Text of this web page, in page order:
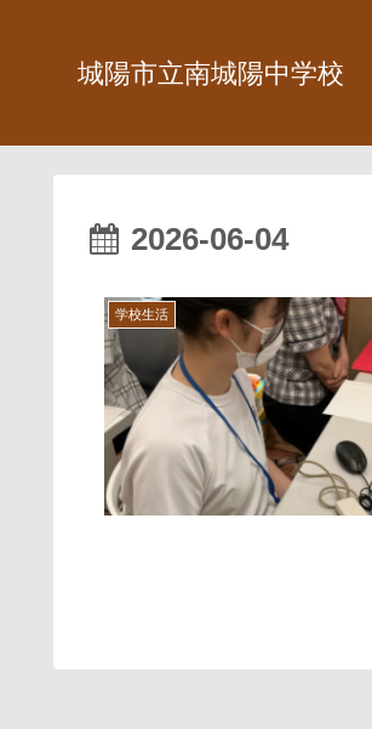
城陽市立南城陽中学校
2026-06-04
学校生活